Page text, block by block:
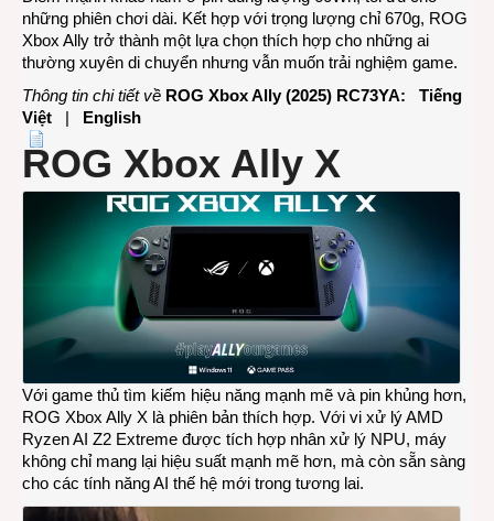
những phiên chơi dài. Kết hợp với trọng lượng chỉ 670g, ROG
Xbox Ally trở thành một lựa chọn thích hợp cho những ai
thường xuyên di chuyển nhưng vẫn muốn trải nghiệm game.
Thông tin chi tiết về ROG Xbox Ally (2025) RC73YA: Tiếng
Việt
| English
ROG Xbox Ally X
Với game thủ tìm kiếm hiệu năng mạnh mẽ và pin khủng hơn,
ROG Xbox Ally X là phiên bản thích hợp. Với vi xử lý AMD
Ryzen AI Z2 Extreme được tích hợp nhân xử lý NPU, máy
không chỉ mang lại hiệu suất mạnh mẽ hơn, mà còn sẵn sàng
cho các tính năng AI thế hệ mới trong tương lai.